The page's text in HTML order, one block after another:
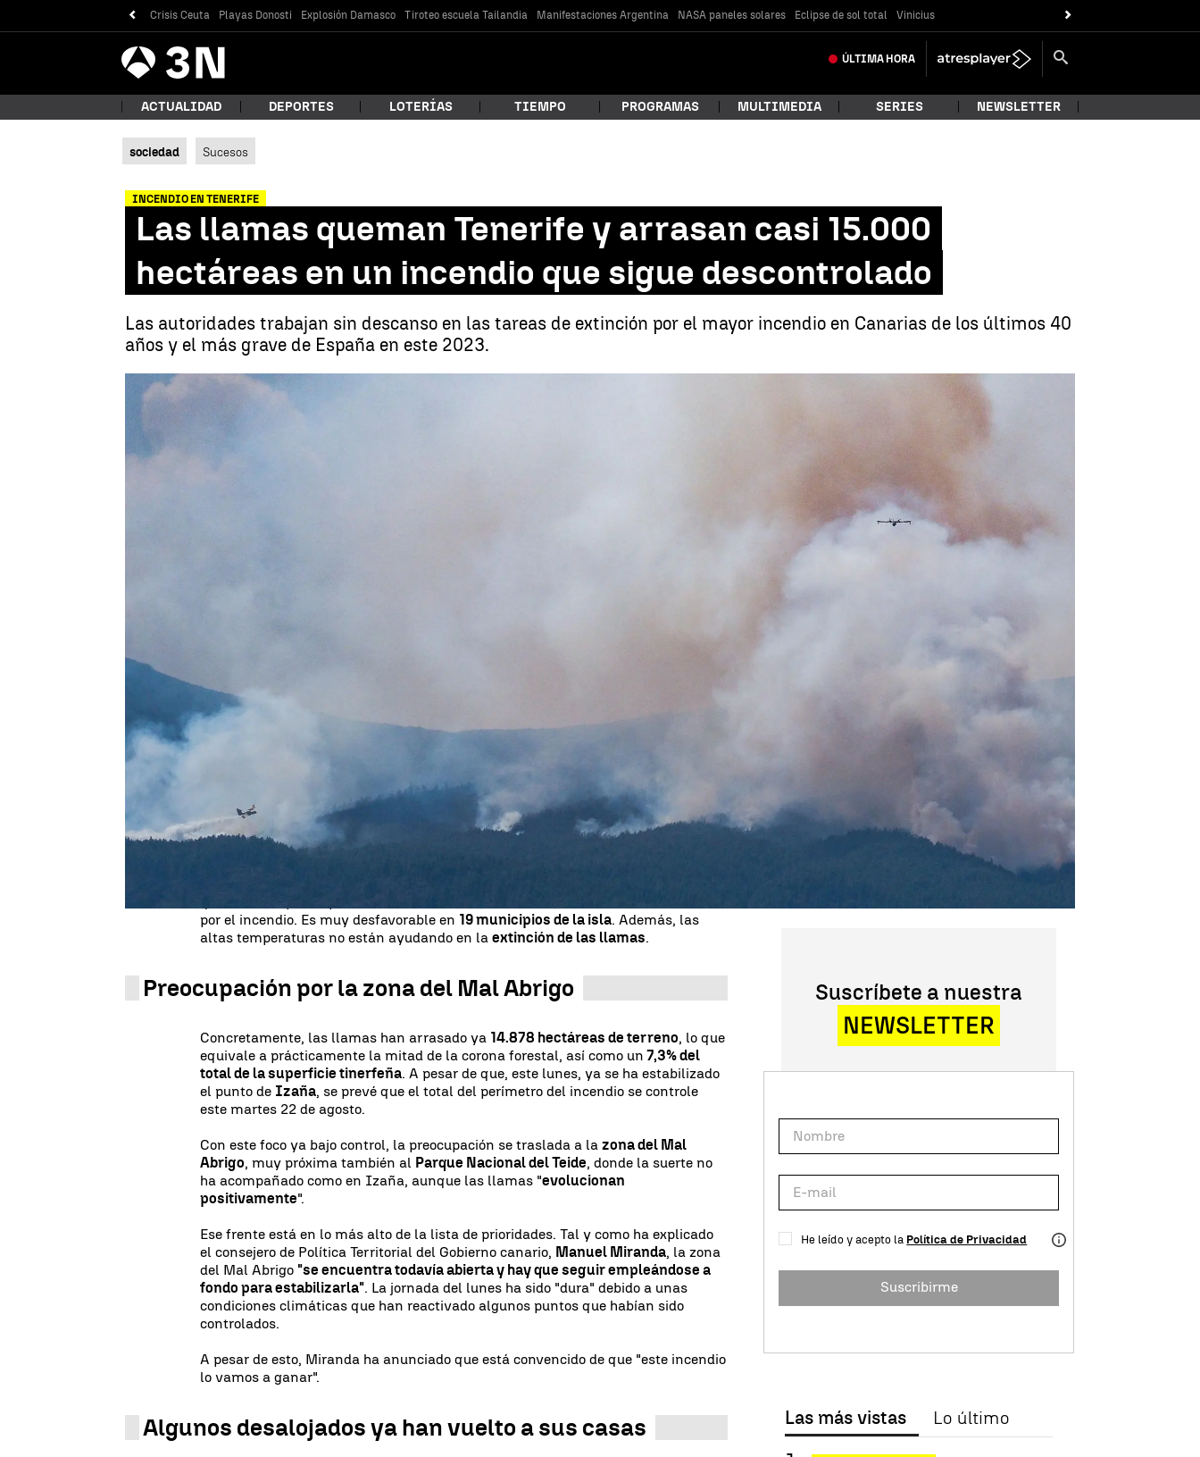
Crisis Ceuta Playas Donosti Explosión Damasco Tiroteo escuela Tailandia Manifestaciones Argentina NASA paneles solares Eclipse de sol total Vinicius
Antena
3 Noticias ÚLTIMA HORA
¿Qué estás buscando?
Buscar
ACTUALIDAD DEPORTES LOTERÍAS TIEMPO PROGRAMAS MULTIMEDIA SERIES NEWSLETTER
sociedad Sucesos
INCENDIO EN TENERIFE
Las llamas queman Tenerife y arrasan casi 15.000
hectáreas en un incendio que sigue descontrolado
Las autoridades trabajan sin descanso en las tareas de extinción por el mayor incendio en Canarias de los últimos 40
años y el más grave de España en este 2023.
Evoluciona favorablemente el incendio en Tenerife arrasa casi 15.000 hectáreas pero sigue descontrolado |
Álvaro Perreau |
Actualizado:
22 de agosto de 2023, 09:32
llamas
Aunque la situación está mejorando, la lucha contra el fuego se mantiene y las
llamas siguen descontroladas. Hay focos fuera de control. Muchos vecinos han
pasado su séptima noche fuera de casa. Un total de12 municipios
se han visto
afectados y, ahora mismo, el que más preocupa es
La Orotava.
por el incendio. Es muy desfavorable en 19 municipios de la isla. Además, las
altas temperaturas no están ayudando en laextinción de las llamas.
Preocupación por la zona del Mal Abrigo
Concretamente, las llamas han arrasado ya 14.878 hectáreas de terreno, lo que
equivale a prácticamente la mitad de la corona forestal, así como un 7,3% del
total de la superficie tinerfeña. A pesar de que, este lunes, ya se ha estabilizado
el punto de Izaña, se prevé que el total del perímetro del incendio se controle
este martes 22 de agosto.
Con este foco ya bajo control, la preocupación se traslada a lazona del Mal
Abrigo, muy próxima también al Parque Nacional del Teide, donde la suerte no
ha acompañado como en Izaña, aunque las llamas "evolucionan
positivamente".
Ese frente está en lo más alto de la lista de prioridades. Tal y como ha explicado
el consejero de Política Territorial del Gobierno canario, Manuel Miranda, la zona
del Mal Abrigo "se encuentra todavía abierta y hay que seguir empleándose a
fondo para estabilizarla". La jornada del lunes ha sido "dura" debido a unas
condiciones climáticas que han reactivado algunos puntos que habían sido
controlados.
A pesar de esto, Miranda ha anunciado que está convencido de que "este incendio
lo vamos a ganar".
Algunos desalojados ya han vuelto a sus casas
Suscríbete a nuestra
NEWSLETTER
He leído y acepto la Política de Privacidad
Suscribirme
Las más vistas Lo último